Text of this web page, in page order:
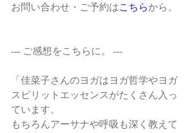
お問い合わせ・ご予約はこちらから。
--- ご感想をこちらに。 ---
「佳菜子さんのヨガはヨガ哲学やヨガ
スピリットエッセンスがたくさん入っ
ています。
もちろんアーサナや呼吸も深く教えて